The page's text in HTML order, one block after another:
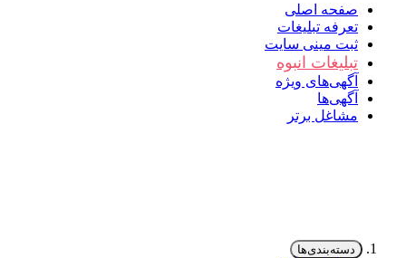
صفحه اصلی
تعرفه تبلیغات
ثبت مینی سایت
تبلیغات انبوه
آگهی‌های ویژه
آگهی‌ها
مشاغل برتر
دسته‌بندی‌ها